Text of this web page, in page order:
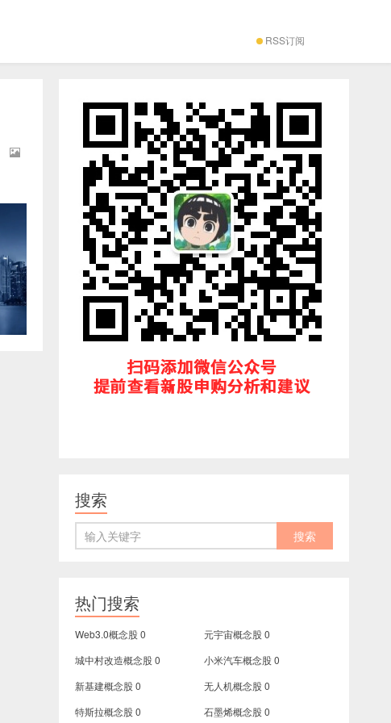
RSS订阅
搜索
热门搜索
Web3.0概念股0 元宇宙概念股0
城中村改造概念股0 小米汽车概念股0
新基建概念股0 无人机概念股0
特斯拉概念股0 石墨烯概念股0